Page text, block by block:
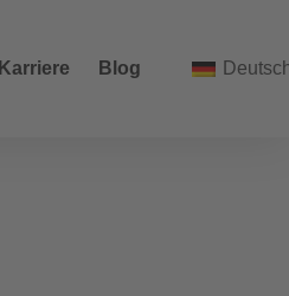
Karriere Blog